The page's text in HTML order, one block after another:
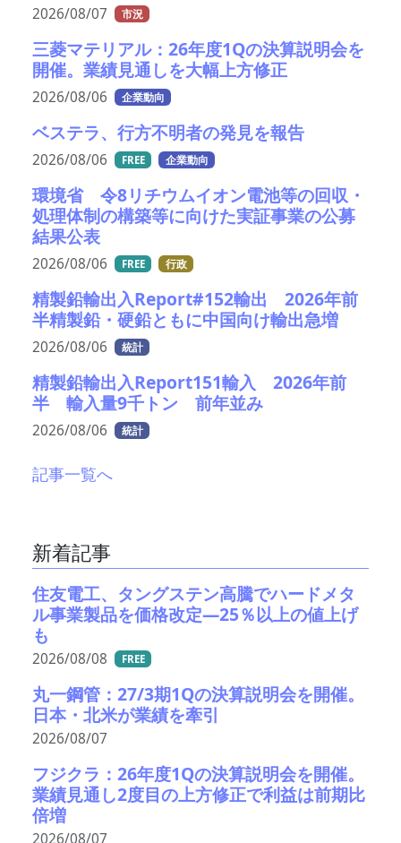
2026/08/07 市況
三菱マテリアル：26年度1Qの決算説明会を
開催。業績見通しを大幅上方修正
2026/08/06 企業動向
ベステラ、行方不明者の発見を報告
2026/08/06 FREE 企業動向
環境省 令8リチウムイオン電池等の回収・
処理体制の構築等に向けた実証事業の公募
結果公表
2026/08/06 FREE 行政
精製鉛輸出入Report#152輸出 2026年前
半精製鉛・硬鉛ともに中国向け輸出急増
2026/08/06 統計
精製鉛輸出入Report151輸入 2026年前
半 輸入量9千トン 前年並み
2026/08/06 統計
記事一覧へ
新着記事
住友電工、タングステン高騰でハードメタ
ル事業製品を価格改定―25％以上の値上げ
も
2026/08/08 FREE
丸一鋼管：27/3期1Qの決算説明会を開催。
日本・北米が業績を牽引
2026/08/07
フジクラ：26年度1Qの決算説明会を開催。
業績見通し2度目の上方修正で利益は前期比
倍増
2026/08/07